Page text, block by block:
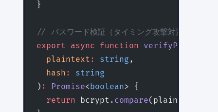
}
// パスワード検証（タイミング攻撃対策済み）
export async function verifyPassword
  plaintext
: string ,
  hash
:
string
) : Promise<boolean> {
  return
bcrypt. compare(plaintext,